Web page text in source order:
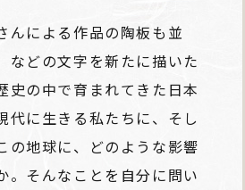
んによる作品の陶板も並
などの文字を新たに描いた
史の中で育まれてきた日本
代に生きる私たちに、そし
の地球に、どのような影響
。そんなことを自分に問い